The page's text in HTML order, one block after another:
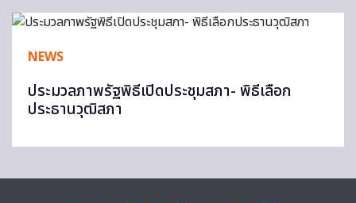
NEWS
ประมวลภาพรัฐพิธีเปิดประชุมสภา- พิธีเลือก
ประธานวุฒิสภา